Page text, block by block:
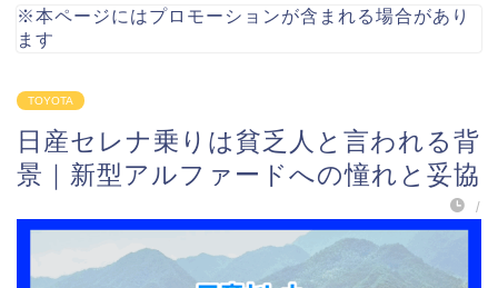
※本ページにはプロモーションが含まれる場合があり
ます
TOYOTA
日産セレナ乗りは貧乏人と言われる背
景｜新型アルファードへの憧れと妥協
/